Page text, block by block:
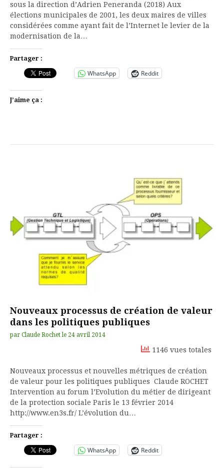
sous la direction d’Adrien Peneranda (2018) Aux
élections municipales de 2001, les deux maires de villes
considérées comme ayant fait de l’Internet le levier de la
modernisation de la…
Partager :
WhatsApp Reddit
J’aime ça :
Nouveaux processus de création de valeur
dans les politiques publiques
par Claude Rochet le 24 avril 2014
1146 vues totales
Nouveaux processus et nouvelles métriques de création
de valeur pour les politiques publiques Claude ROCHET
Intervention au forum l’Evolution du métier de dirigeant
de la protection sociale Paris le 13 février 2014
http://www.en3s.fr/ L’évolution du…
Partager :
WhatsApp Reddit